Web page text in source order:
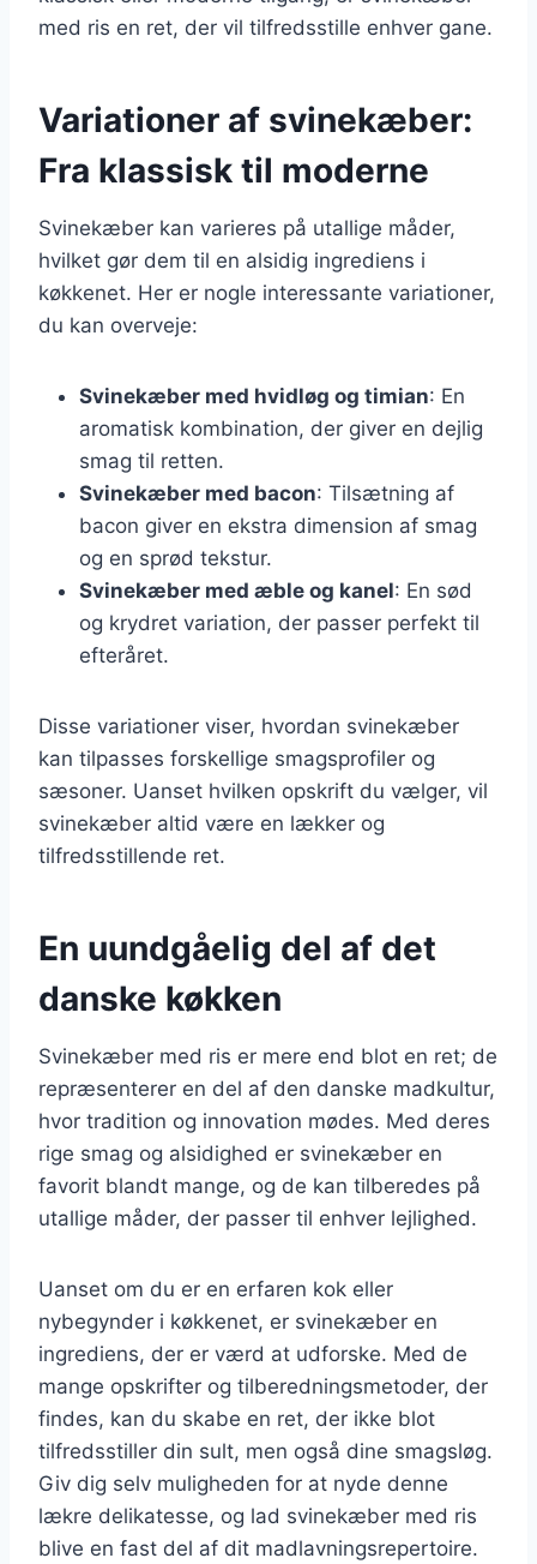
med ris en ret, der vil tilfredsstille enhver gane.
Variationer af svinekæber:
Fra klassisk til moderne
Svinekæber kan varieres på utallige måder,
hvilket gør dem til en alsidig ingrediens i
køkkenet. Her er nogle interessante variationer,
du kan overveje:
Svinekæber med hvidløg og timian: En
aromatisk kombination, der giver en dejlig
smag til retten.
Svinekæber med bacon: Tilsætning af
bacon giver en ekstra dimension af smag
og en sprød tekstur.
Svinekæber med æble og kanel: En sød
og krydret variation, der passer perfekt til
efteråret.
Disse variationer viser, hvordan svinekæber
kan tilpasses forskellige smagsprofiler og
sæsoner. Uanset hvilken opskrift du vælger, vil
svinekæber altid være en lækker og
tilfredsstillende ret.
En uundgåelig del af det
danske køkken
Svinekæber med ris er mere end blot en ret; de
repræsenterer en del af den danske madkultur,
hvor tradition og innovation mødes. Med deres
rige smag og alsidighed er svinekæber en
favorit blandt mange, og de kan tilberedes på
utallige måder, der passer til enhver lejlighed.
Uanset om du er en erfaren kok eller
nybegynder i køkkenet, er svinekæber en
ingrediens, der er værd at udforske. Med de
mange opskrifter og tilberedningsmetoder, der
findes, kan du skabe en ret, der ikke blot
tilfredsstiller din sult, men også dine smagsløg.
Giv dig selv muligheden for at nyde denne
lækre delikatesse, og lad svinekæber med ris
blive en fast del af dit madlavningsrepertoire.